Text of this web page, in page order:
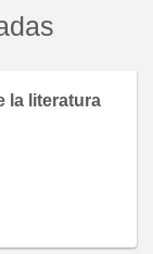
la literatura